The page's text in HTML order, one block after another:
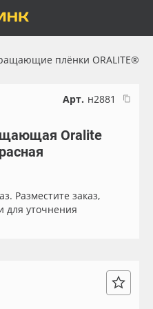
плёнки ORALITE®
Арт. н2881
Oralite
Разместите заказ,
для уточнения